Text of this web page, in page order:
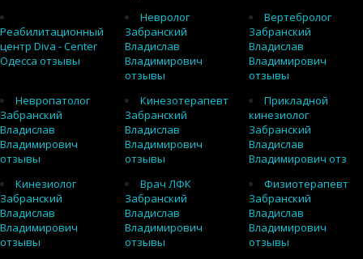
Реабилитационный
центр Diva - Center
Одесса отзывы
Невролог
Забранский
Владислав
Владимирович
отзывы
Вертебролог
Забранский
Владислав
Владимирович
отзывы
Невропатолог
Забранский
Владислав
Владимирович
отзывы
Кинезотерапевт
Забранский
Владислав
Владимирович
отзывы
Прикладной
кинезиолог
Забранский
Владислав
Владимирович отз
Кинезиолог
Забранский
Владислав
Владимирович
отзывы
Врач ЛФК
Забранский
Владислав
Владимирович
отзывы
Физиотерапевт
Забранский
Владислав
Владимирович
отзывы